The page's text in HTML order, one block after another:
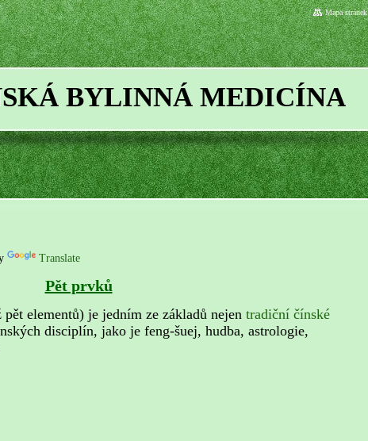
BYLINNÁ MEDICÍNA
Mapa stránek
Translate
Pět prvků
elementů) je jedním ze základů nejen tradiční čínské
disciplín, jako je feng-šuej, hudba, astrologie,